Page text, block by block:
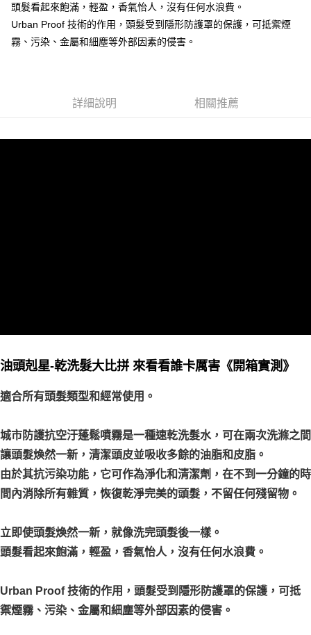
「AFTEE先享後付」，若未經同意申辦者引起之損失，本公司不負相關責
４．使用「AFTEE先享後付」時，將依據個別帳號之用戶狀況，依本公司即
時審查核予不同之上限額度；若仍有額度不足之情形，本公司將視審查結果
頭髮看起來飽滿，輕盈，香氣怡人，沒有任何水浪費。
Urban Proof 技術的作用，頭髮受到隱形防護罩的保護，可抵禦煙
霧、污染、金屬和細塵等外部因素的侵害。
詳細說明 相關推薦
油頭剋星-乾洗髮大比拼 來看看誰卡厲害《開箱實測》
適合所有頭髮類型和經常使用。
城市防護抗空汙蓬鬆噴霧是一種速乾洗髮水，可在兩次洗滌之間
讓頭髮煥然一新，清潔頭皮並吸收多餘的油脂和皮脂。
由於其抗污染功能，它可作為淨化和清潔劑，在不到一分鐘的時
間內消除所有雜質，恢復乾淨完美的頭髮，不留任何殘留物。
立即使頭髮煥然一新，就像洗完頭髮後一樣。
頭髮看起來飽滿，輕盈，香氣怡人，沒有任何水浪費。
Urban Proof 技術的作用，頭髮受到隱形防護罩的保護，可抵
禦煙霧、污染、金屬和細塵等外部因素的侵害。